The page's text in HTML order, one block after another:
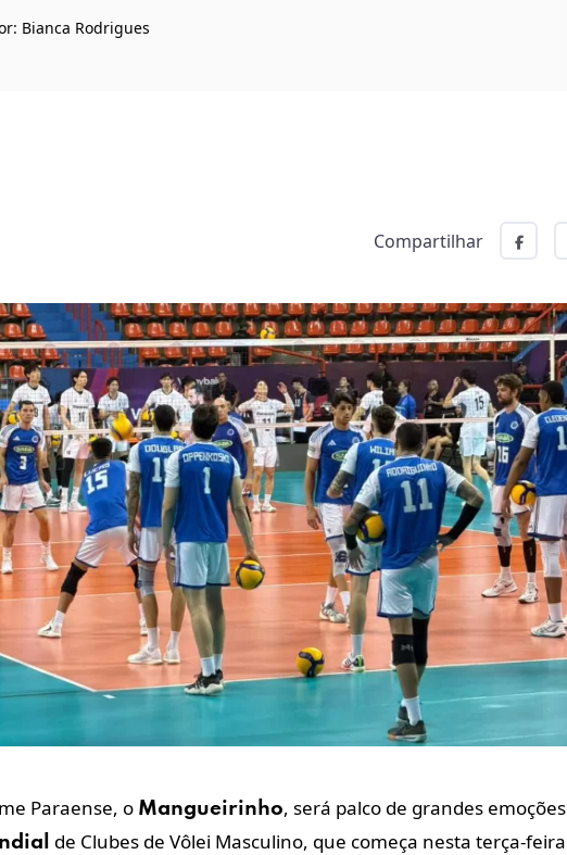
Bianca Rodrigues
Compartilhar
Paraense, o Mangueirinho, será palco de grandes
de Clubes de Vôlei Masculino, que começa nesta terça-